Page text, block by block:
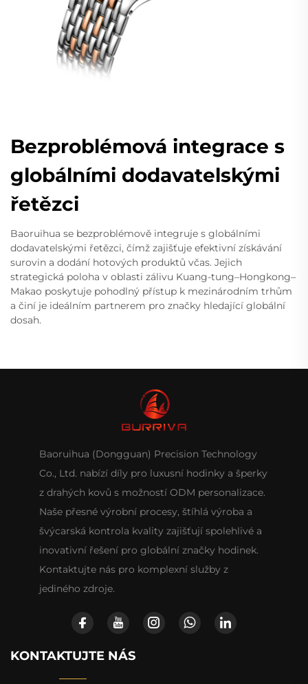
Bezproblémová integrace s
globálními dodavatelskými
řetězci
Baoruihua se bezproblémově integruje s globálními
dodavatelskými řetězci, čímž zajišťuje efektivní získávání
surovin a dodání hotových produktů včas. Jejich
strategická poloha v oblasti zálivu Kuang-tung–Hongkong–
Makao poskytuje pohodlný přístup k mezinárodním trhům
a činí je ideálním partnerem pro značky hledající globální
dosah.
Baoruihua (Dongguan) Precision Technology
Co., Ltd. nabízí díly pro luxusní hodinky a šperky
z drahých kovů s možností ODM personalizace.
Naše přesné výrobní procesy, štíhlá výroba a
švýcarská kontrola kvality zajišťují spolehlivé a
inovativní řešení pro globální značky hodinek.
Kontaktujte nás pro komplexní služby z
jediného zdroje.
KONTAKTUJTE NÁS